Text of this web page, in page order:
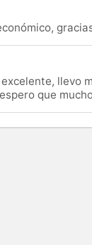
llevo
que